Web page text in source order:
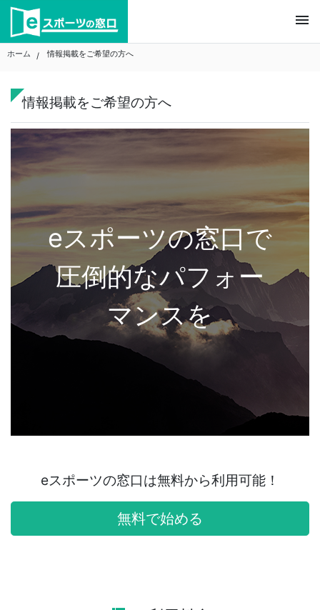
Skip
content
menu
ホーム 情報掲載をご希望の方へ
情報掲載をご希望の方へ
eスポーツの窓口で
圧倒的なパフォー
マンスを
eスポーツの窓口は無料から利用可能！
無料で始める